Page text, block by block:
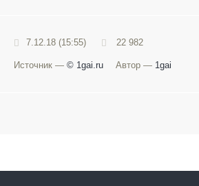
7.12.18 (15:55) 22 982
Источник — © 1gai.ru Автор — 1gai